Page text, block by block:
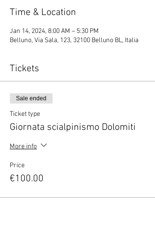
Time & Location
Jan 14, 2024, 8:00 AM – 5:30 PM
Belluno, Via Sala, 123, 32100 Belluno BL, Italia
Tickets
Sale ended
Ticket type
Giornata scialpinismo Dolomiti
More info
Price
€100.00